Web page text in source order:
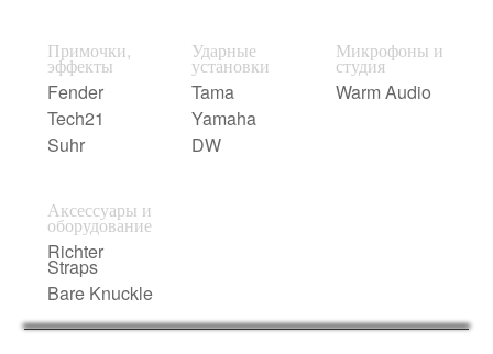
Примочки,
эффекты
Fender
Tech21
Suhr
Ударные
установки
Tama
Yamaha
DW
Микрофоны и
студия
Warm Audio
Аксессуары и
оборудование
Richter
Straps
Bare Knuckle